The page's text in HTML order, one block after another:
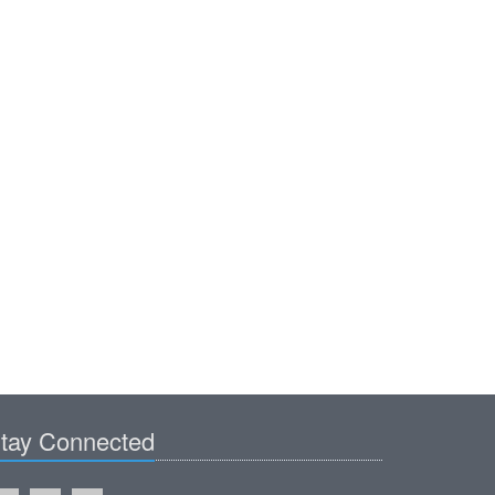
Connected